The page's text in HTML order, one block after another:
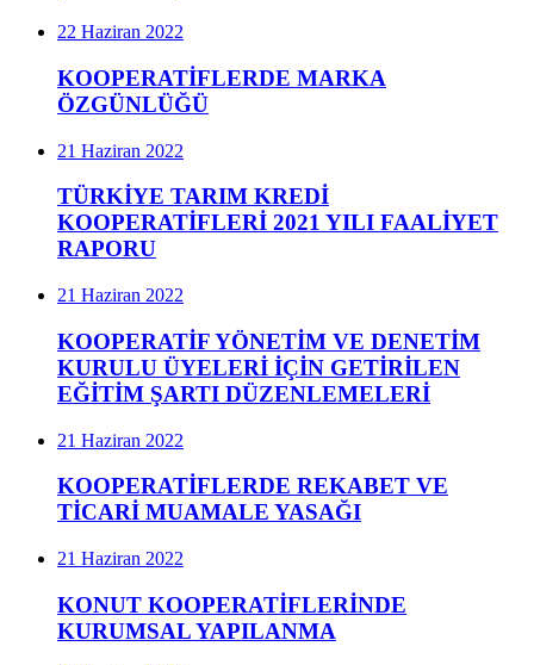
22 Haziran 2022
KOOPERATİFLERDE MARKA
ÖZGÜNLÜĞÜ
21 Haziran 2022
TÜRKİYE TARIM KREDİ
KOOPERATİFLERİ 2021 YILI FAALİYET
RAPORU
21 Haziran 2022
KOOPERATİF YÖNETİM VE DENETİM
KURULU ÜYELERİ İÇİN GETİRİLEN
EĞİTİM ŞARTI DÜZENLEMELERİ
21 Haziran 2022
KOOPERATİFLERDE REKABET VE
TİCARİ MUAMALE YASAĞI
21 Haziran 2022
KONUT KOOPERATİFLERİNDE
KURUMSAL YAPILANMA